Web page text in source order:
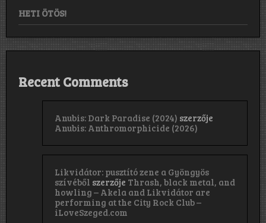
HETI ÖTÖS!
Recent Comments
Anubis: Dark Paradise (2024) szerzője
Anubis: Anthromorphicide (2026)
Likvidátor: pusztító zene a Gyöngyös
szívéből szerzője Thrash, black metal, and
howling – Akela and Likvidátor are
performing at the City Rock Club –
iLoveSzeged.com